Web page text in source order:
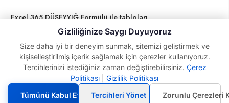
Excel 365 DÜŞEYYIĞ Formülü ile tabloları
07:37
KIRMAARALIĞI Formülü yerine . kullanmak
Excel 365 SATIRLARISAR Formülü
GruplaÖlçüt Formülünün
geniş Kullanımı-Filtre
Özelliği
Gizliliğinize Saygı Duyuyoruz
Size daha iyi bir deneyim sunmak, sitemizi geliştirmek ve
kişiselleştirilmiş içerik sağlamak için çerezler kullanıyoruz.
Tercihlerinizi istediğiniz zaman değiştirebilirsiniz. Çerez
Politikası
Gizlilik Politikası
Tümünü Kabul Et
Tercihleri Yönet Zorunlu Çerezleri